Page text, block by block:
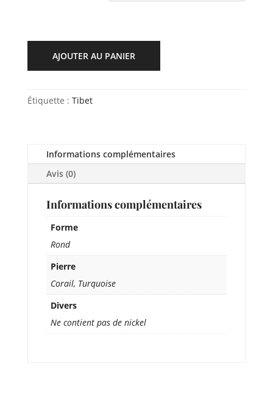
AJOUTER AU PANIER
Étiquette : Tibet
Informations complémentaires
Avis (0)
Informations complémentaires
Forme
Rond
Pierre
Corail, Turquoise
Divers
Ne contient pas de nickel